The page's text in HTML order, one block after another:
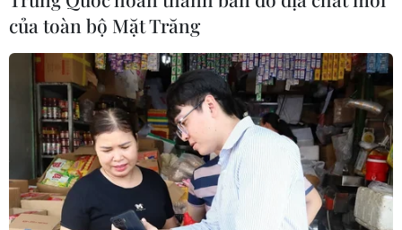
của toàn bộ Mặt Trăng